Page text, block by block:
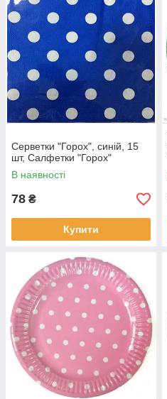
Серветки "Горох", синій, 15
шт, Салфетки "Горох"
В наявності
78 ₴
Купити